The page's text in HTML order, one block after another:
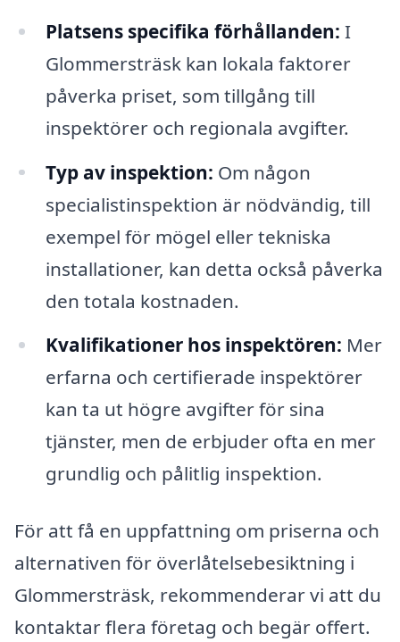
Platsens specifika förhållanden: I
Glommersträsk kan lokala faktorer
påverka priset, som tillgång till
inspektörer och regionala avgifter.
Typ av inspektion: Om någon
specialistinspektion är nödvändig, till
exempel för mögel eller tekniska
installationer, kan detta också påverka
den totala kostnaden.
Kvalifikationer hos inspektören: Mer
erfarna och certifierade inspektörer
kan ta ut högre avgifter för sina
tjänster, men de erbjuder ofta en mer
grundlig och pålitlig inspektion.
För att få en uppfattning om priserna och
alternativen för överlåtelsebesiktning i
Glommersträsk, rekommenderar vi att du
kontaktar flera företag och begär offert.